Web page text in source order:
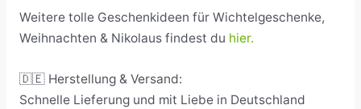
Weitere tolle Geschenkideen für Wichtelgeschenke,
Weihnachten & Nikolaus findest du hier.
🇩🇪 Herstellung & Versand:
Schnelle Lieferung und mit Liebe in Deutschland